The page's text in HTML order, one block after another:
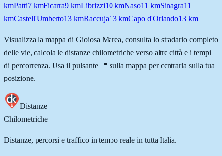
kmPatti7kmFicarra9 kmLibrizzi10kmNaso11 kmSinagra11
kmCastell'Umberto13 kmRaccuja13kmCapo d'Orlando13km
Visualizza la mappa di Gioiosa Marea, consulta lo stradario completo
delle vie, calcola le distanze chilometriche verso altre città e i tempi
di percorrenza. Usa il pulsante 📍 sulla mappa per centrarla sulla tua
posizione.
Distanze
Chilometriche
Distanze, percorsi e traffico in tempo reale in tutta Italia.